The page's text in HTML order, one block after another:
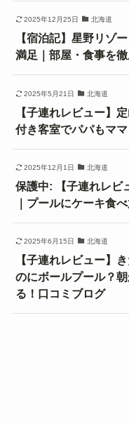
2025年12月25日 北海道
【宿泊記】星野リゾ
満足｜部屋・食事を徹
2025年5月21日 北海道
【子連れレビュー】
付き客室でパパもマ
2025年12月1日 北海道
保護中: 【子連れレビ
｜プールにケーキ食
2025年6月15日 北海道
【子連れレビュー】
のにボールプール？
る！口コミブログ